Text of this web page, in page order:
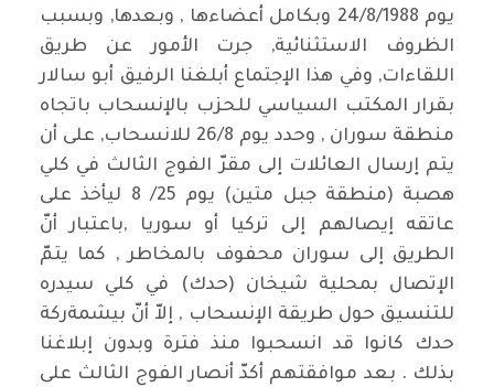
يوم 24/8/1988 وبكامل أعضاءها , وبعدها, وبسبب
الظروف الاستثنائية, جرت الأمور عن طريق
اللقاءات, وفي هذا الإجتماع أبلغنا الرفيق أبو سالار
بقرار المكتب السياسي للحزب بالإنسحاب باتجاه
منطقة سوران , وحدد يوم 26/8 للانسحاب, على أن
يتم إرسال العائلات إلى مقرّ الفوج الثالث في كلي
هصبة (منطقة جبل متين) يوم 25/ 8 ليأخذ على
عاتقه إيصالهم إلى تركيا أو سوريا ,باعتبار أنّ
الطريق إلى سوران محفوف بالمخاطر , كما يتمّ
الإتصال بمحلية شيخان (حدك) في كلي سيدره
للتنسيق حول طريقة الإنسحاب , إلاّ أنّ بيشمةركة
حدك كانوا قد انسحبوا منذ فترة وبدون إبلاغنا
بذلك . بعد موافقتهم أكدّ أنصار الفوج الثالث على